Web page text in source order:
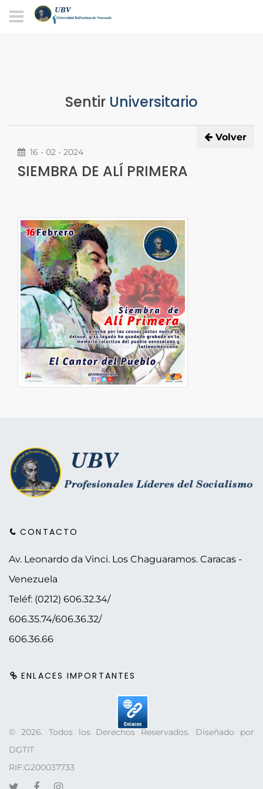
Sentir Universitario
Volver
16 - 02 - 2024
SIEMBRA DE ALÍ PRIMERA
CONTACTO
Av. Leonardo da Vinci. Los Chaguaramos. Caracas -
Venezuela
Teléf: (0212) 606.32.34/
606.35.74/606.36.32/
606.36.66
ENLACES IMPORTANTES
© 2026. Todos los Derechos Reservados. Diseñado por
DGTIT
RIF:G200037733